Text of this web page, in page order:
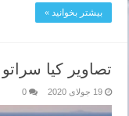
بیشتر بخوانید »
تصاویر کیا سراتو مدل
19 جولای 2020 0